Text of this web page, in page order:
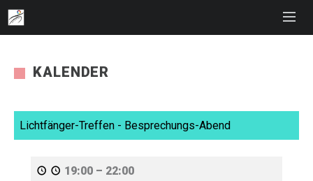
KALENDER
Lichtfänger-Treffen - Besprechungs-Abend
19:00 – 22:00